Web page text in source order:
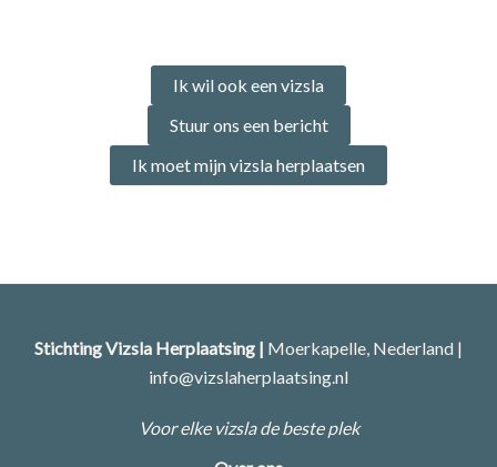
Ik wil ook een vizsla
Stuur ons een bericht
Ik moet mijn vizsla herplaatsen
Stichting Vizsla Herplaatsing | Moerkapelle, Nederland |
info@vizslaherplaatsing.nl
Voor elke vizsla de beste plek